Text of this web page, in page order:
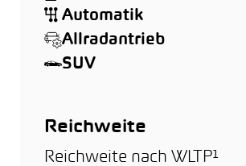
Automatik
Allradantrieb
SUV
Reichweite
Reichweite nach WLTP¹